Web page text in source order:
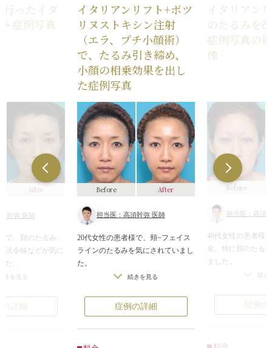
ったイタ
症例写真
After
幹弥 医師
で、頬のたるみ、
法令線などが気に
た。
スリフトなどの切
と困る、変わりす
美容整形したこと
きを見る
詳細
イタリアンリフト+ボツ
リヌストキシン注射
（エラ、プチ小顔術）
で、たるみ引き締め、
小顔の相乗効果を出し
た症例写真
Before After
担当医：高須幹弥 医師
20代女性の患者様で、頬~フェイス
ラインのたるみを気にされていまし
た。
診察させていただいたところ、年齢
特に頬の締まりがありませんでし
た。
続きを見る
症例の詳細
イタリアン
のたるみを
症例写真の
像
Before
担当医：高須
40代女性の患者様
化、特に頬のたる
ました。
診察させていただ
線が目立ち、フェ
ていました。
続き
症例